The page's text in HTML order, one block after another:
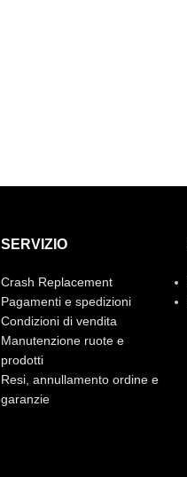
SERVIZIO
Crash Replacement
Pagamenti e spedizioni
Condizioni di vendita
Manutenzione ruote e
prodotti
Resi, annullamento ordine e
garanzie